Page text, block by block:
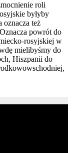
roli
byłyby
oznacza też
powrót do
rosyjskiej w
mielibyśmy do
Hiszpanii do